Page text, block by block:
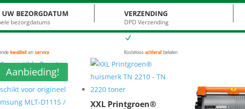
UW BEZORGDATUM
bezorgdatums
VERZENDING
DPD Verzending
kwaliteiten service
N
Kosteloos achteraf betalen
Aanbieding!
XXL Printgroen®